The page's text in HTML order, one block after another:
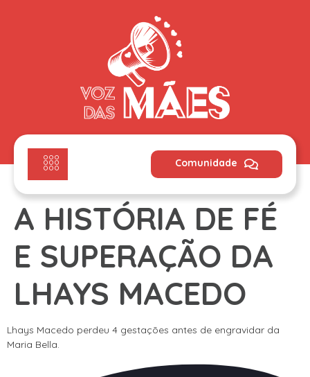
Comunidade
A HISTÓRIA DE FÉ
E SUPERAÇÃO DA
LHAYS MACEDO
Lhays Macedo perdeu 4 gestações antes de engravidar da
Maria Bella.